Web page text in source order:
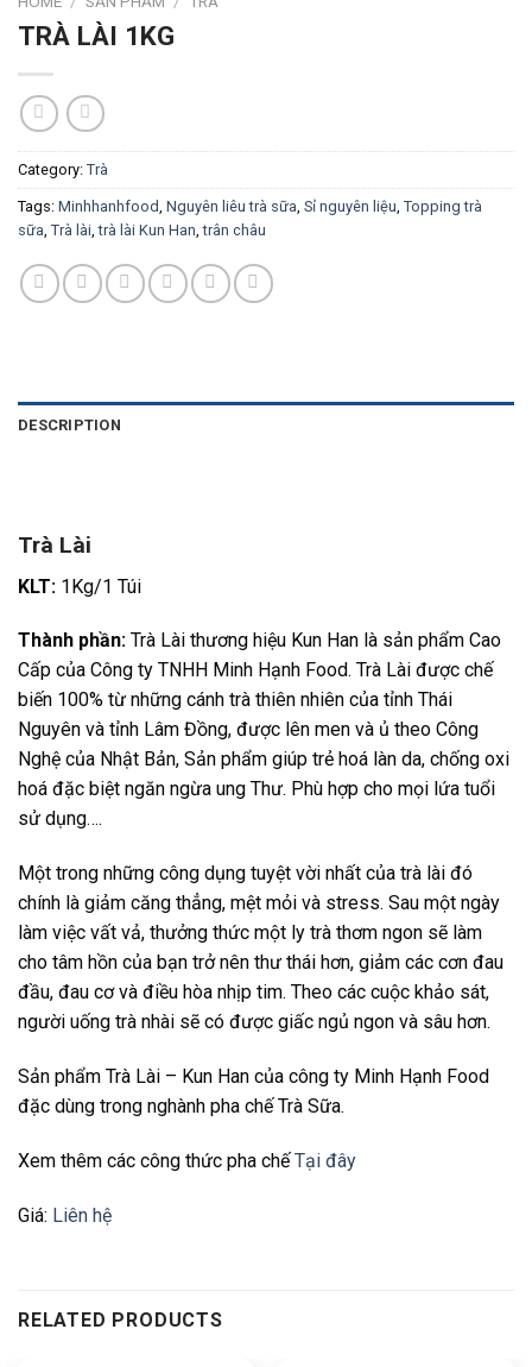
TRÀ LÀI 1KG
Category: Trà
Tags: Minhhanhfood, Nguyên liêu trà sữa, Sỉ nguyên liệu, Topping trà
sữa, Trà lài,trà lài Kun Han,trân châu
DESCRIPTION
Trà Lài
KLT: 1Kg/1 Túi
Thành phần: Trà Lài thương hiệu Kun Han là sản phẩm Cao
Cấp của Công ty TNHH Minh Hạnh Food. Trà Lài được chế
biến 100% từ những cánh trà thiên nhiên của tỉnh Thái
Nguyên và tỉnh Lâm Đồng, được lên men và ủ theo Công
Nghệ của Nhật Bản, Sản phẩm giúp trẻ hoá làn da, chống oxi
hoá đặc biệt ngăn ngừa ung Thư. Phù hợp cho mọi lứa tuổi
sử dụng….
Một trong những công dụng tuyệt vời nhất của trà lài đó
chính là giảm căng thẳng, mệt mỏi và stress. Sau một ngày
làm việc vất vả, thưởng thức một ly trà thơm ngon sẽ làm
cho tâm hồn của bạn trở nên thư thái hơn, giảm các cơn đau
đầu, đau cơ và điều hòa nhịp tim. Theo các cuộc khảo sát,
người uống trà nhài sẽ có được giấc ngủ ngon và sâu hơn.
Sản phẩm Trà Lài – Kun Han của công ty Minh Hạnh Food
đặc dùng trong nghành pha chế Trà Sữa.
Xem thêm các công thức pha chếTại đây
Giá: Liên hệ
RELATED PRODUCTS